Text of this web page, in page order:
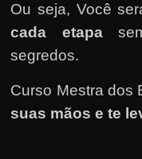
Ou seja, Você
cada etapa
segredos.
Curso Mestra dos
suas mãos e te